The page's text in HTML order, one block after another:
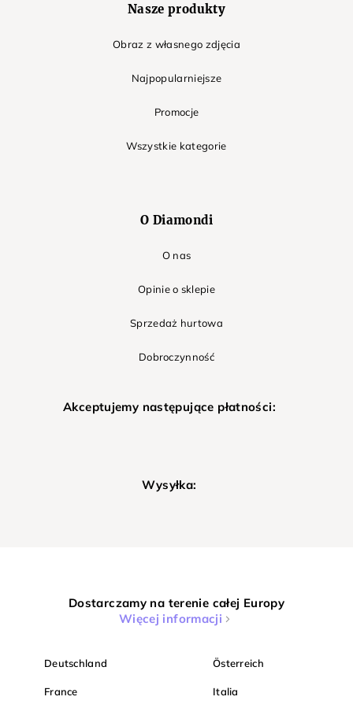
Nasze produkty
Obraz z własnego zdjęcia
Najpopularniejsze
Promocje
Wszystkie kategorie
O Diamondi
O nas
Opinie o sklepie
Sprzedaż hurtowa
Dobroczynność
Akceptujemy następujące płatności:
Wysyłka:
Dostarczamy na terenie całej Europy
Więcej informacji
Deutschland Österreich
France Italia